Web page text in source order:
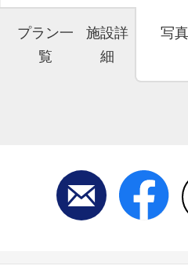
プラン一
覧
施設詳
細
写